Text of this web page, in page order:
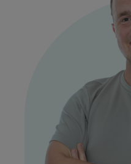
Calex E14, met gedraaid
Slimme led lampen, zoals
Heb je led lampen van een
dan contact op met de